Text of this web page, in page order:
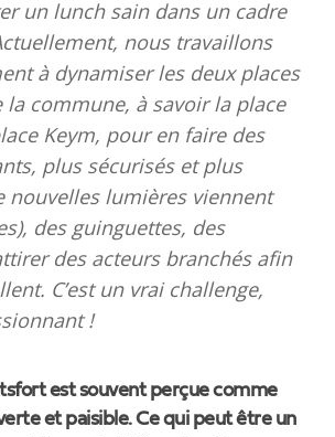
un lunch sain dans un cadre
nous travaillons
à dynamiser les deux places
commune, à savoir la place
Keym, pour en faire des
plus sécurisés et plus
nouvelles lumières viennent
des guinguettes, des
des acteurs branchés afin
C’est un vrai challenge,
!
est souvent perçue comme
et paisible. Ce qui peut être un